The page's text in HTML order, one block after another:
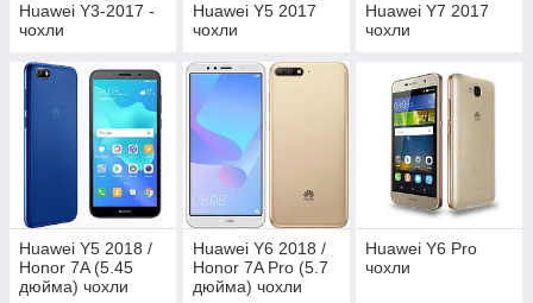
Huawei Y3-2017 -
чохли
Huawei Y5 2017
чохли
Huawei Y7 2017
чохли
Huawei Y5 2018 /
Honor 7A (5.45
дюйма) чохли
Huawei Y6 2018 /
Honor 7A Pro (5.7
дюйма) чохли
Huawei Y6 Pro
чохли